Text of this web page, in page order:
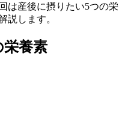
は産後に摂りたい5つの栄
説します。
栄養素